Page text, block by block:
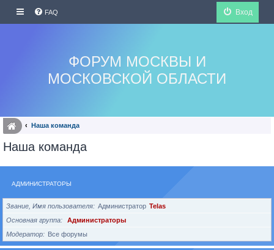
FAQ Вход
ФОРУМ МОСКВЫ И
МОСКОВСКОЙ ОБЛАСТИ
Наша команда
Наша команда
АДМИНИСТРАТОРЫ
Звание, Имя пользователя Администратор Telas
Основная группа
Администраторы
Модератор
Все форумы